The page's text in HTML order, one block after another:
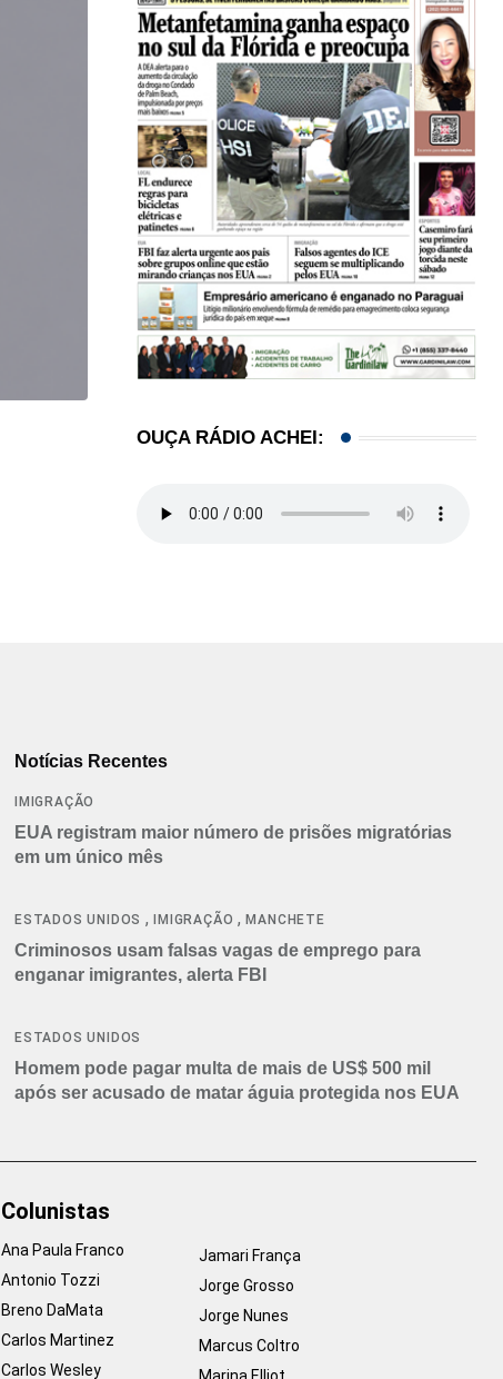
BRASIL,COMUNIDADE
06/08/2026
OUÇA RÁDIO ACHEI:
Notícias Recentes
IMIGRAÇÃO
EUA registram maior número de prisões migratórias
em um único mês
ESTADOS UNIDOS , IMIGRAÇÃO ,MANCHETE
Criminosos usam falsas vagas de emprego para
enganar imigrantes, alerta FBI
ESTADOS UNIDOS
Homem pode pagar multa de mais de US$ 500 mil
após ser acusado de matar águia protegida nos EUA
Colunistas
Ana Paula Franco
Antonio Tozzi
Breno DaMata
Carlos Martinez
Carlos Wesley
Jamari França
Jorge Grosso
Jorge Nunes
Marcus Coltro